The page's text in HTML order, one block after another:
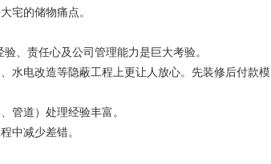
宅的储物痛点。
、责任心及公司管理能力是巨大考验。
水电改造等隐蔽工程上更让人放心。先装修后付款模
管道）处理经验丰富。
中减少差错。